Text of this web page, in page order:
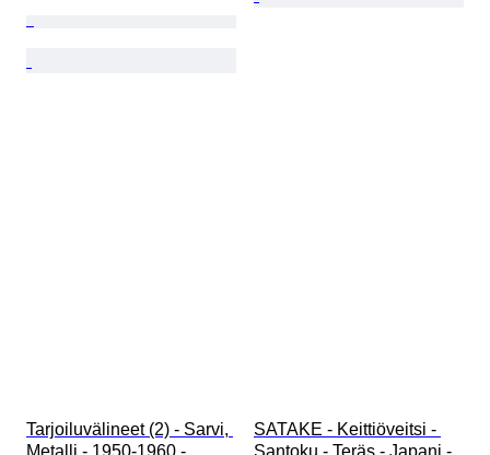
Tarjoiluvälineet (2) - Sarvi,
SATAKE - Keittiöveitsi -